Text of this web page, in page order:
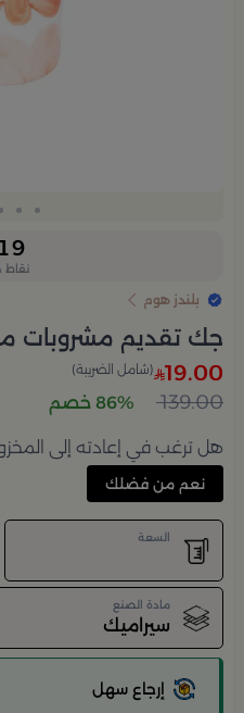
19
نقاط
بلندز هوم
جك تقديم مشروبات من
19.00 (شامل الضريبة)
139.00 86% خصم
هل ترغب في إعادته إلى
نعم من فضلك
السعة
مادة الصنع
سيراميك
إرجاع سهل